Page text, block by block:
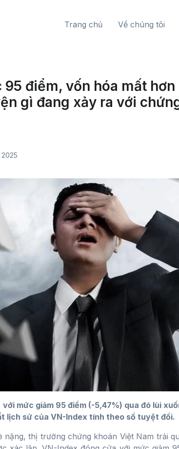
Trang chủ Về chúng tôi
95 điểm, vốn hóa mất
gì đang xảy ra với
mức giảm 95 điểm (-5,47%) qua đó lùi
lịch sử của VN-Index tính theo số tuyệt đối.
nặng, thị trường chứng khoán Việt Nam trải